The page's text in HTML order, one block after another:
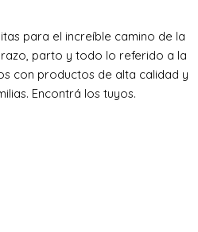
para el increíble camino de la
parto y todo lo referido a la
con productos de alta calidad y
Encontrá los tuyos.